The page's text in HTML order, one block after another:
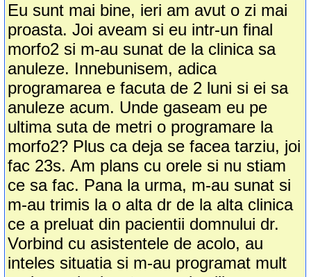
Eu sunt mai bine, ieri am avut o zi mai
proasta. Joi aveam si eu intr-un final
morfo2 si m-au sunat de la clinica sa
anuleze. Innebunisem, adica
programarea e facuta de 2 luni si ei sa
anuleze acum. Unde gaseam eu pe
ultima suta de metri o programare la
morfo2? Plus ca deja se facea tarziu, joi
fac 23s. Am plans cu orele si nu stiam
ce sa fac. Pana la urma, m-au sunat si
m-au trimis la o alta dr de la alta clinica
ce a preluat din pacientii domnului dr.
Vorbind cu asistentele de acolo, au
inteles situatia si m-au programat mult